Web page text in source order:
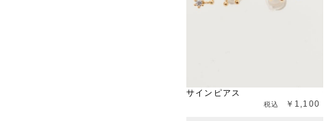
サインピアス
￥1,100